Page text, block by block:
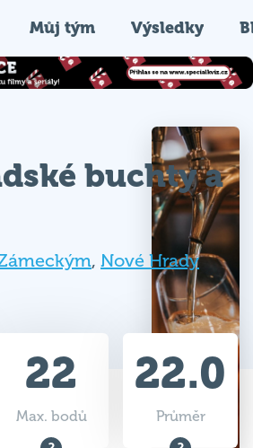
Můj tým Výsledky
buchty a
, Nové Hrady
22
Max. bodů
22.0
Průměr